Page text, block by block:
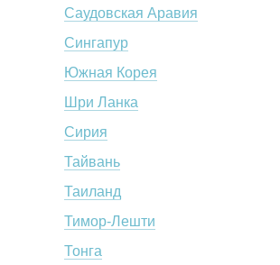
Саудовская Аравия
Сингапур
Южная Корея
Шри Ланка
Сирия
Тайвань
Таиланд
Тимор-Лешти
Тонга